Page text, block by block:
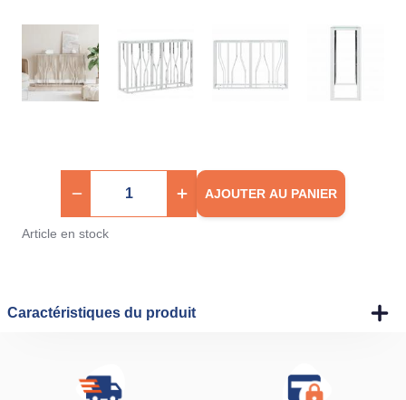
AJOUTER AU PANIER
Article en stock
Caractéristiques du produit